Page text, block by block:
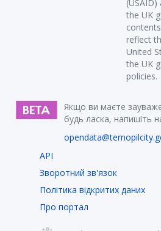
the UK
reflect
United
the UK
policies.
Якщо ви маєте
будь ласка, напишіть
API
Зворотний зв'язок
Політика відкритих даних
Про портал